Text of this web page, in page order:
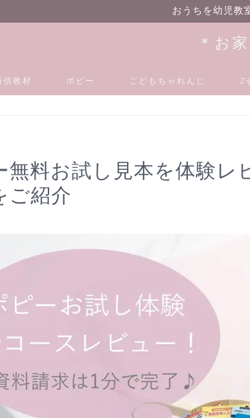
おうちを幼児教
＊お
教材 ポピー こどもちゃれんじ Z
無料お試し見本を体験レ
ご紹介